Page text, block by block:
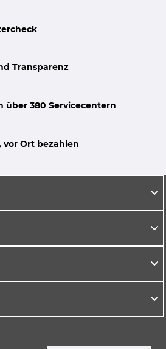
Transparenz
über 380 Servicecentern
vor Ort bezahlen